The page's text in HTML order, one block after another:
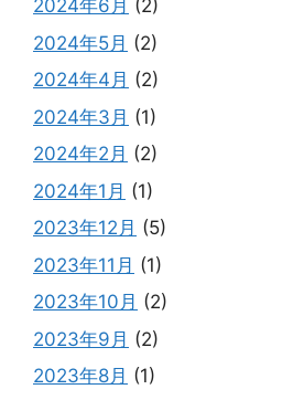
2024年6月 (2)
2024年5月 (2)
2024年4月 (2)
2024年3月 (1)
2024年2月 (2)
2024年1月 (1)
2023年12月 (5)
2023年11月 (1)
2023年10月 (2)
2023年9月 (2)
2023年8月 (1)